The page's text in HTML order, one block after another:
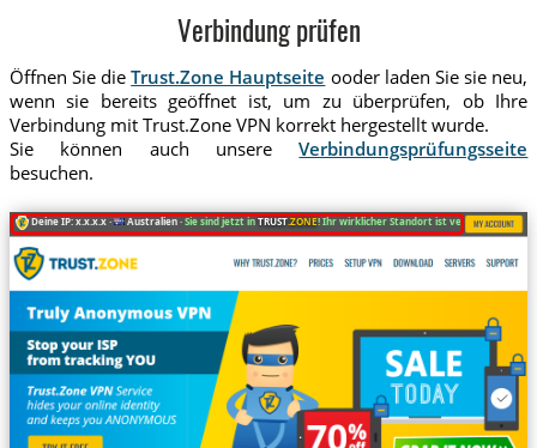
Verbindung prüfen
Öffnen Sie dieTrust.Zone Hauptseite ooder laden Sie sie neu,
wenn sie bereits geöffnet ist, um zu überprüfen, ob Ihre
Verbindung mit Trust.Zone VPN korrekt hergestellt wurde.
Sie können auch unsereVerbindungsprüfungsseite
besuchen.
Deine IP: x.x.x.x · Australien ·Sie sind jetzt inTRUST.ZONE! Ihr wirklicher Standort ist versteckt!